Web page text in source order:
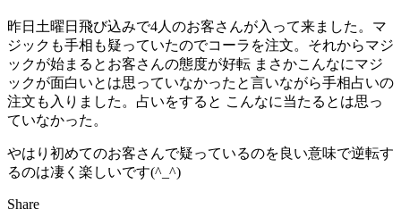
昨日土曜日飛び込みで4人のお客さんが入って来ました。マ
ジックも手相も疑っていたのでコーラを注文。それからマジ
ックが始まるとお客さんの態度が好転 まさかこんなにマジ
ックが面白いとは思っていなかったと言いながら手相占いの
注文も入りました。占いをすると こんなに当たるとは思っ
ていなかった。
やはり初めてのお客さんで疑っているのを良い意味で逆転す
るのは凄く楽しいです(^_^)
Share